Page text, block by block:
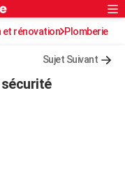
Rechercher
rénovation Plomberie
Sujet Suivant